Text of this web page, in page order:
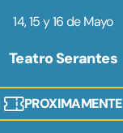
14, 15 y 16 de Mayo
Teatro Serantes
PROXIMAMENTE